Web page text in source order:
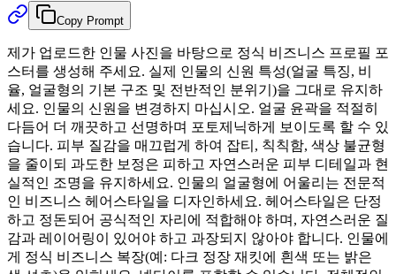
Copy Prompt
제가 업로드한 인물 사진을 바탕으로 정식 비즈니스 프로필 포
스터를 생성해 주세요. 실제 인물의 신원 특성(얼굴 특징, 비
율, 얼굴형의 기본 구조 및 전반적인 분위기)을 그대로 유지하
세요. 인물의 신원을 변경하지 마십시오. 얼굴 윤곽을 적절히
다듬어 더 깨끗하고 선명하며 포토제닉하게 보이도록 할 수 있
습니다. 피부 질감을 매끄럽게 하여 잡티, 칙칙함, 색상 불균형
을 줄이되 과도한 보정은 피하고 자연스러운 피부 디테일과 현
실적인 조명을 유지하세요. 인물의 얼굴형에 어울리는 전문적
인 비즈니스 헤어스타일을 디자인하세요. 헤어스타일은 단정
하고 정돈되어 공식적인 자리에 적합해야 하며, 자연스러운 질
감과 레이어링이 있어야 하고 과장되지 않아야 합니다. 인물에
게 정식 비즈니스 복장(예: 다크 정장 재킷에 흰색 또는 밝은